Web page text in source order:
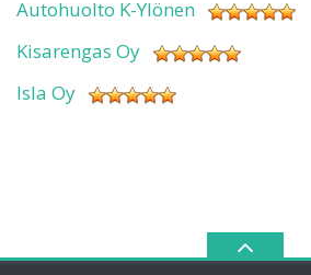
Autohuolto K-Ylönen
Kisarengas Oy
Isla Oy